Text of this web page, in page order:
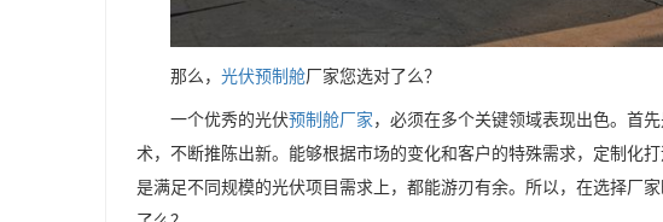
那么， 光伏预制舱厂家您选对了么？
一个优秀的光伏预制舱厂家，必须在多个关键领域表现出色。首
术，不断推陈出新。能够根据市场的变化和客户的特殊需求，定制化
是满足不同规模的光伏项目需求上，都能游刃有余。所以，在选择厂